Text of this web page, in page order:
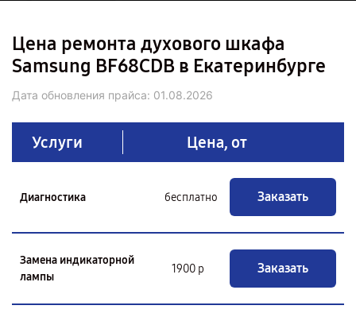
Цена ремонта духового шкафа
Samsung BF68CDB в Екатеринбурге
Дата обновления прайса: 01.08.2026
Услуги Цена, от
Диагностика бесплатно Заказать
Замена индикаторной
лампы
1900 р Заказать